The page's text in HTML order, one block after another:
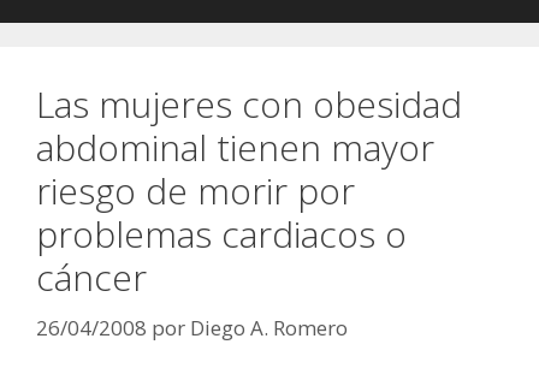
Las mujeres con obesidad
abdominal tienen mayor
riesgo de morir por
problemas cardiacos o
cáncer
26/04/2008 por Diego A. Romero